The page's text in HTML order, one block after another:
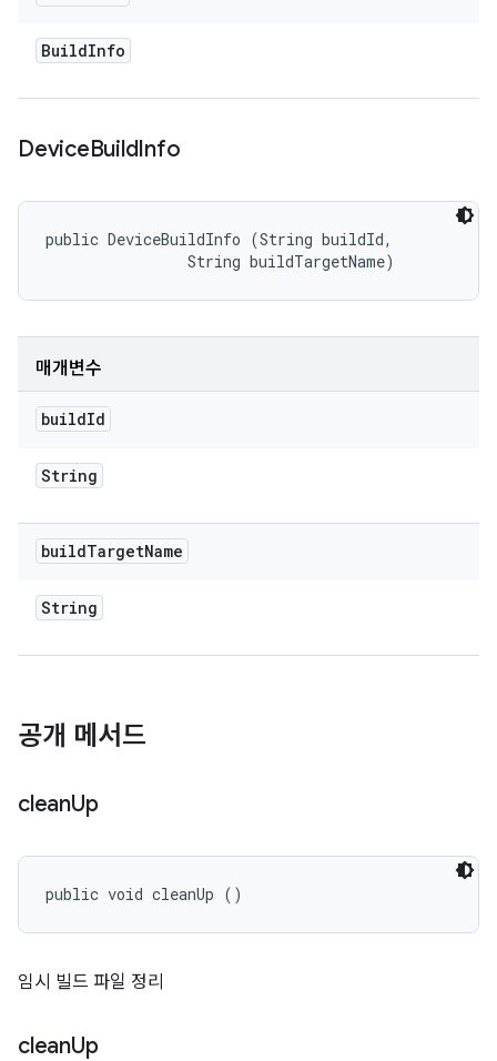
BuildInfo
DeviceBuildInfo
public DeviceBuildInfo (String buildId,
                String buildTargetName)
매개변수
buildId
String
buildTargetName
String
공개 메서드
cleanUp
public void cleanUp ()
임시 빌드 파일 정리
cleanUp